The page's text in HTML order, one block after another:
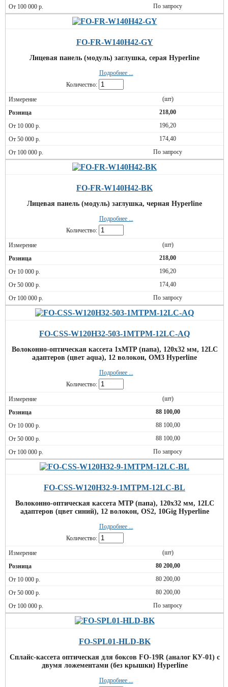
По запросу
FO-FR-W140H42-GY
Лицевая панель (модуль) заглушка, серая Hyperline
Подробнее ...
Количество:
(шт)
218,00
196,20
174,40
По запросу
FO-FR-W140H42-BK
Лицевая панель (модуль) заглушка, черная Hyperline
Подробнее ...
Количество:
(шт)
218,00
196,20
174,40
По запросу
FO-CSS-W120H32-503-1MTPM-12LC-AQ
Волоконно-оптическая кассета 1xMTP (папа), 120x32 мм, 12LC
адаптеров (цвет aqua), 12 волокон, OM3 Hyperline
Подробнее ...
Количество:
(шт)
88 100,00
88 100,00
88 100,00
По запросу
FO-CSS-W120H32-9-1MTPM-12LC-BL
Волоконно-оптическая кассета MTP (папа), 120x32 мм, 12LC
адаптеров (цвет синий), 12 волокон, OS2, 10Gig Hyperline
Подробнее ...
Количество:
(шт)
80 200,00
80 200,00
80 200,00
По запросу
FO-SPL01-HLD-BK
Сплайс-кассета оптическая для боксов FO-19R (аналог КУ-01) с
двумя ложементами (без крышки) Hyperline
Подробнее ...